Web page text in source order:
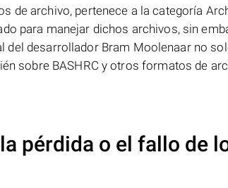
de archivo, pertenece a la categoría
para manejar dichos archivos, sin
del desarrollador Bram Moolenaar no
sobre BASHRC y otros formatos de
pérdida o el fallo de